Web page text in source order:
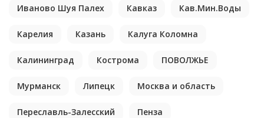
Иваново Шуя Палех Кавказ Кав.Мин.Воды
Карелия Казань Калуга Коломна
Калининград Кострома ПОВОЛЖЬЕ
Мурманск Липецк Москва и область
Переславль-Залесский Пенза